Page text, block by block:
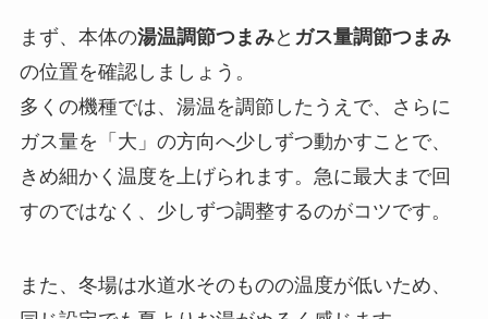
まず、本体の湯温調節つまみと ガス量調節つまみ
の位置を確認しましょう。
多くの機種では、湯温を調節したうえで、さらに
ガス量を「大」の方向へ少しずつ動かすことで、
きめ細かく温度を上げられます。急に最大まで回
すのではなく、少しずつ調整するのがコツです。
また、冬場は水道水そのものの温度が低いため、